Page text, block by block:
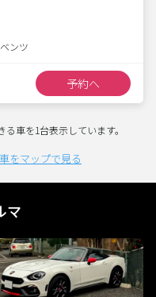
ンツ
予約へ
車を1台表示しています。
をマップで見る
マ